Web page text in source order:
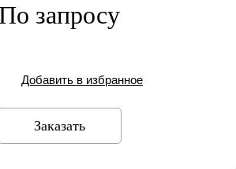
По запросу
Добавить в избранное
Заказать